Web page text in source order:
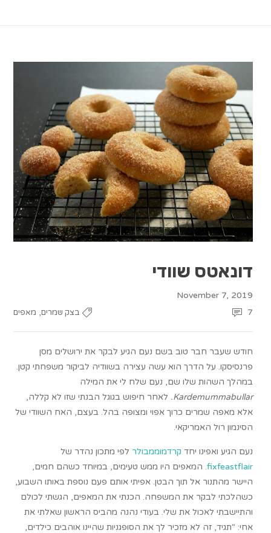
דונאטס שוודי
November 7, 2019
בצק שמרים, מאפים 7
חודש שעבר חבר טוב בשם נעם הגיע לבקר את ירושלים מסן
פרנסיסקו. על הדרך הוא עשה עצירה בשוודיה לביקור משפחתי קטן.
במהלך השהות שלו שם, נעם שלח לי את המילה
Kardemummabullar. לאחר חיפוש בגוגל הבנתי שזו לא קללה,
אלא מאפה שמרים כרוך אפוי ומצופה בהל. בעצם, האח השוודי של
הסינמון רול האמריקאי.
נעם הגיע ואפינו יחד קרדמוממבולר לפי מתכון נהדר של
fixfeastflair. המאפים היו ממש טעימים, במיוחד כשהם חמים,
היישר מהתנור אל תוך הבטן. אפיתי אותם פעם נוספת באותו השבוע,
כשהלכתי לבקר את המשפחה. הכנתי את המאפים, הגשתי לכולם
והתיישבתי לאכול את שלי. בעודי נהנה מהביס הראשון שאלתי את
אחי: “תגיד, זה לא מזכיר לך את הסופגניות שהיינו אוהבים כילדים,